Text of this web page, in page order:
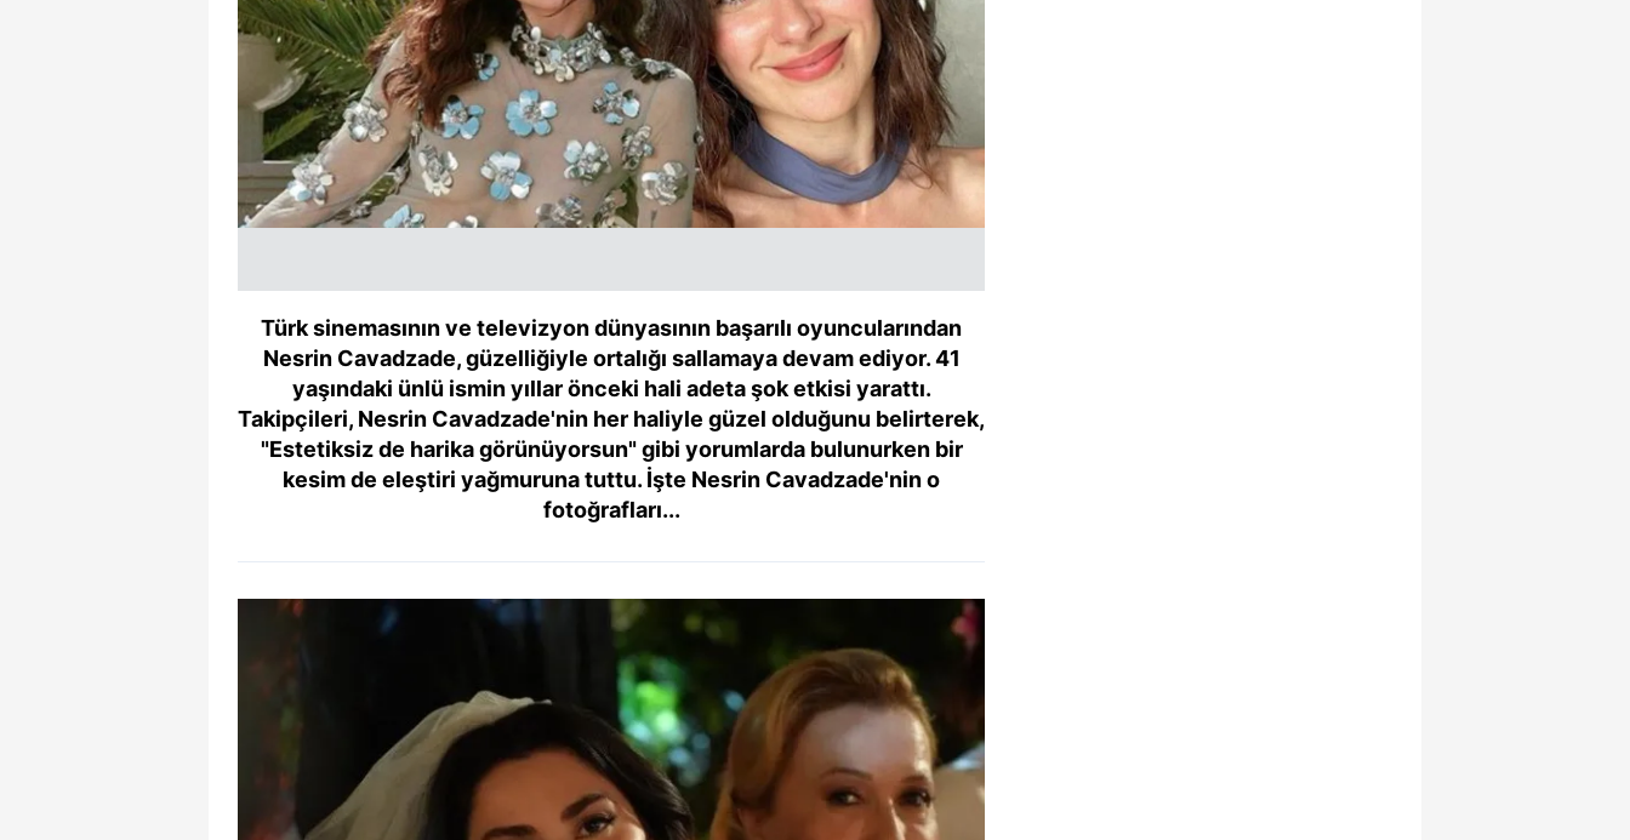
Türk sinemasının ve televizyon dünyasının başarılı oyuncularından
Nesrin Cavadzade, güzelliğiyle ortalığı sallamaya devam ediyor. 41
yaşındaki ünlü ismin yıllar önceki hali adeta şok etkisi yarattı.
Takipçileri, Nesrin Cavadzade'nin her haliyle güzel olduğunu belirterek,
"Estetiksiz de harika görünüyorsun" gibi yorumlarda bulunurken bir
kesim de eleştiri yağmuruna tuttu. İşte Nesrin Cavadzade'nin o
fotoğrafları...